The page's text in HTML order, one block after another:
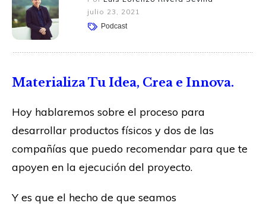
julio 23, 2021
Podcast
Materializa Tu Idea, Crea e Innova.
Hoy hablaremos sobre el proceso para
desarrollar productos físicos y dos de las
compañías que puedo recomendar para que te
apoyen en la ejecución del proyecto.
Y es que el hecho de que seamos